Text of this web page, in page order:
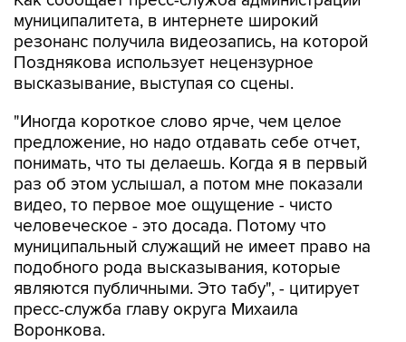
муниципалитета, в интернете широкий
резонанс получила видеозапись, на которой
Позднякова использует нецензурное
высказывание, выступая со сцены.
"Иногда короткое слово ярче, чем целое
предложение, но надо отдавать себе отчет,
понимать, что ты делаешь. Когда я в первый
раз об этом услышал, а потом мне показали
видео, то первое мое ощущение - чисто
человеческое - это досада. Потому что
муниципальный служащий не имеет право на
подобного рода высказывания, которые
являются публичными. Это табу", - цитирует
пресс-служба главу округа Михаила
Воронкова.